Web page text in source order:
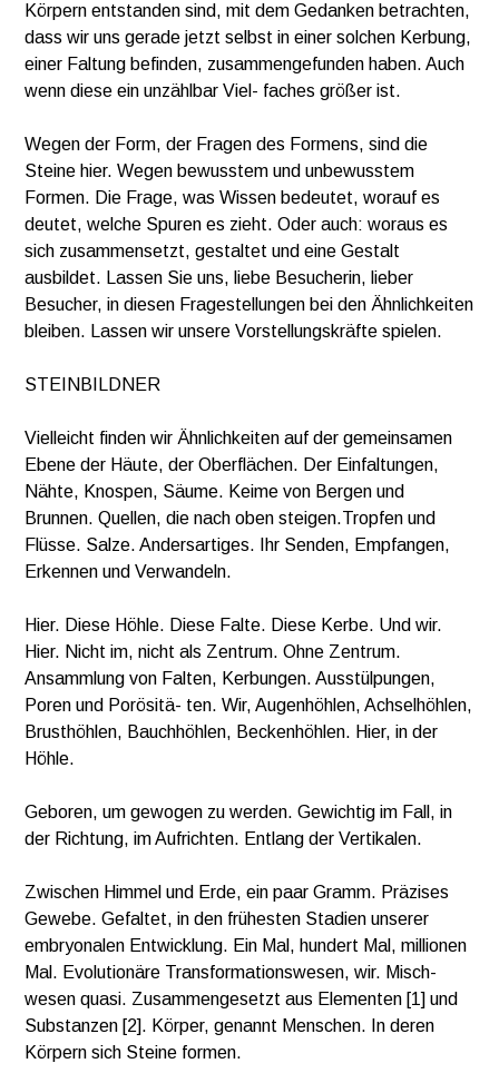
Körpern entstanden sind, mit dem Gedanken betrachten,
dass wir uns gerade jetzt selbst in einer solchen Kerbung,
einer Faltung befinden, zusammengefunden haben. Auch
wenn diese ein unzählbar Viel- faches größer ist.
Wegen der Form, der Fragen des Formens, sind die
Steine hier. Wegen bewusstem und unbewusstem
Formen. Die Frage, was Wissen bedeutet, worauf es
deutet, welche Spuren es zieht. Oder auch: woraus es
sich zusammensetzt, gestaltet und eine Gestalt
ausbildet. Lassen Sie uns, liebe Besucherin, lieber
Besucher, in diesen Fragestellungen bei den Ähnlichkeiten
bleiben. Lassen wir unsere Vorstellungskräfte spielen.
STEINBILDNER
Vielleicht finden wir Ähnlichkeiten auf der gemeinsamen
Ebene der Häute, der Oberflächen. Der Einfaltungen,
Nähte, Knospen, Säume. Keime von Bergen und
Brunnen. Quellen, die nach oben steigen.Tropfen und
Flüsse. Salze. Andersartiges. Ihr Senden, Empfangen,
Erkennen und Verwandeln.
Hier. Diese Höhle. Diese Falte. Diese Kerbe. Und wir.
Hier. Nicht im, nicht als Zentrum. Ohne Zentrum.
Ansammlung von Falten, Kerbungen. Ausstülpungen,
Poren und Porösitä- ten. Wir, Augenhöhlen, Achselhöhlen,
Brusthöhlen, Bauchhöhlen, Beckenhöhlen. Hier, in der
Höhle.
Geboren, um gewogen zu werden. Gewichtig im Fall, in
der Richtung, im Aufrichten. Entlang der Vertikalen.
Zwischen Himmel und Erde, ein paar Gramm. Präzises
Gewebe. Gefaltet, in den frühesten Stadien unserer
embryonalen Entwicklung. Ein Mal, hundert Mal, millionen
Mal. Evolutionäre Transformationswesen, wir. Misch-
wesen quasi. Zusammengesetzt aus Elementen [1] und
Substanzen [2]. Körper, genannt Menschen. In deren
Körpern sich Steine formen.